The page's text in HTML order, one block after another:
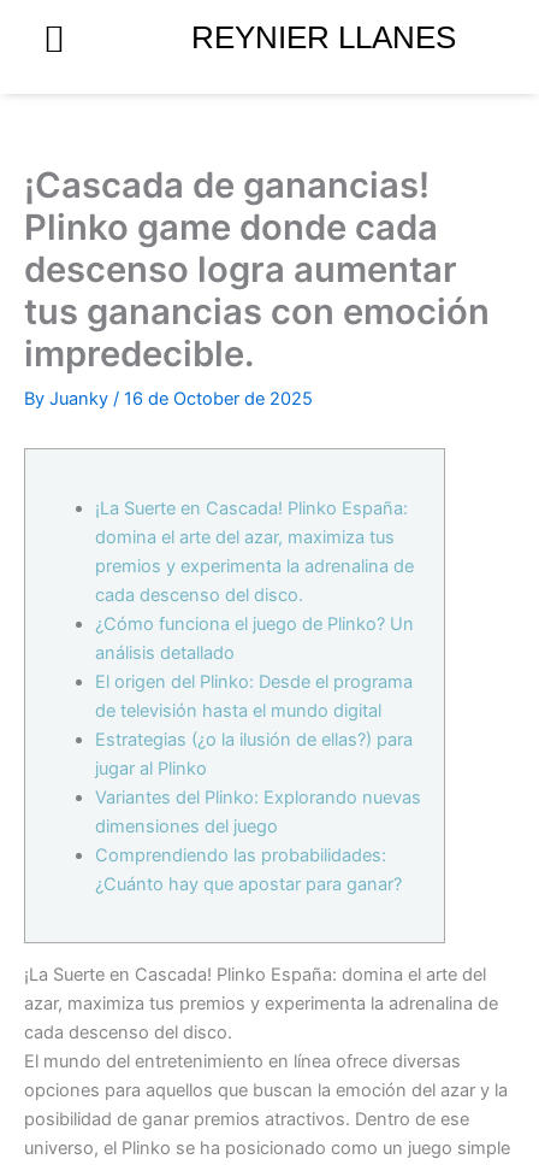
REYNIER LLANES
¡Cascada de ganancias!
Plinko game donde cada
descenso logra aumentar
tus ganancias con emoción
impredecible.
By Juanky / 16 de October de 2025
¡La Suerte en Cascada! Plinko España:
domina el arte del azar, maximiza tus
premios y experimenta la adrenalina de
cada descenso del disco.
¿Cómo funciona el juego de Plinko? Un
análisis detallado
El origen del Plinko: Desde el programa
de televisión hasta el mundo digital
Estrategias (¿o la ilusión de ellas?) para
jugar al Plinko
Variantes del Plinko: Explorando nuevas
dimensiones del juego
Comprendiendo las probabilidades:
¿Cuánto hay que apostar para ganar?
¡La Suerte en Cascada! Plinko España: domina el arte del
azar, maximiza tus premios y experimenta la adrenalina de
cada descenso del disco.
El mundo del entretenimiento en línea ofrece diversas
opciones para aquellos que buscan la emoción del azar y la
posibilidad de ganar premios atractivos. Dentro de ese
universo, el Plinko se ha posicionado como un juego simple